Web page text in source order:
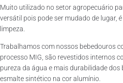
Muito utilizado no setor agropecuário
versátil pois pode ser mudado de lugar,
limpeza.
Trabalhamos com nossos bebedouros
processo MIG, são revestidos internos
pureza da água e mais durabilidade
esmalte sintético na cor alumínio.